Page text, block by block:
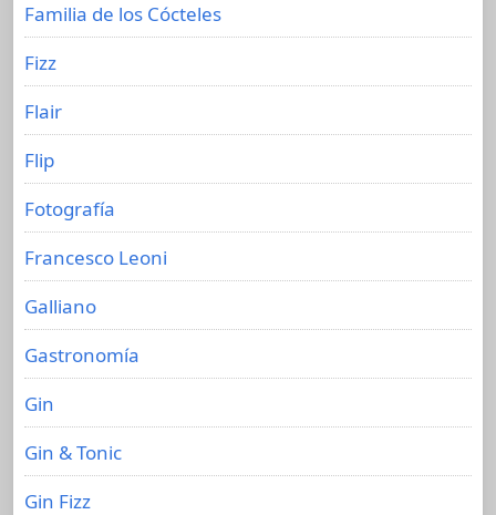
Familia de los Cócteles
Fizz
Flair
Flip
Fotografía
Francesco Leoni
Galliano
Gastronomía
Gin
Gin & Tonic
Gin Fizz